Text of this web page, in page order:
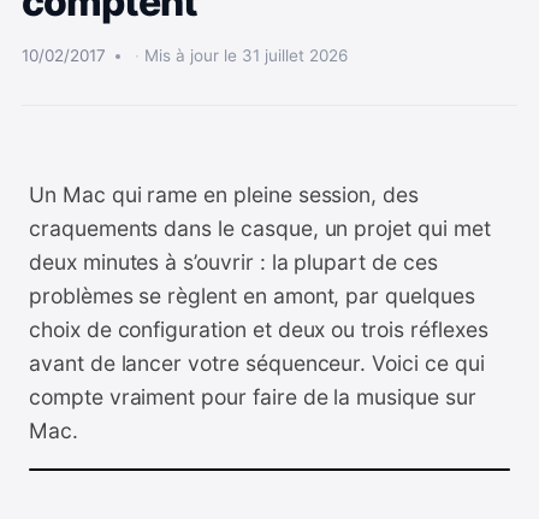
10/02/2017 Mis à jour le 31 juillet 2026
Un Mac qui rame en pleine session, des
craquements dans le casque, un projet qui met
deux minutes à s’ouvrir : la plupart de ces
problèmes se règlent en amont, par quelques
choix de configuration et deux ou trois réflexes
avant de lancer votre séquenceur. Voici ce qui
compte vraiment pour faire de la musique sur
Mac.